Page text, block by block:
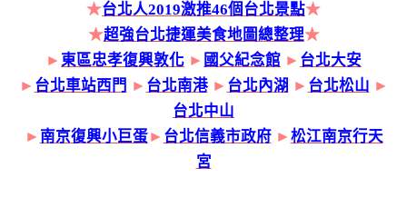
★台北人2019激推46個台北景點★
★超強台北捷運美食地圖總整理★
► 東區忠孝復興敦化 ► 國父紀念館 ► 台北大安
► 台北車站西門 ► 台北南港 ► 台北內湖 ► 台北松山 ►
台北中山
► 南京復興小巨蛋► 台北信義市政府► 松江南京行天
宮